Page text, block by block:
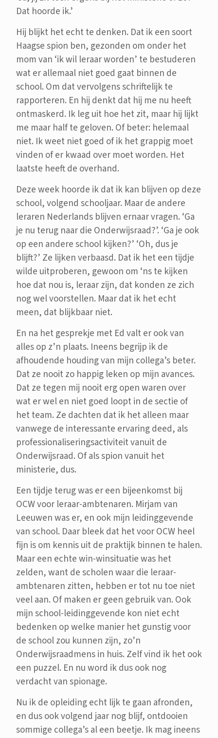
Dat hoorde ik.’
Hij blijkt het echt te denken. Dat ik een soort
Haagse spion ben, gezonden om onder het
mom van ‘ik wil leraar worden’ te bestuderen
wat er allemaal niet goed gaat binnen de
school. Om dat vervolgens schriftelijk te
rapporteren. En hij denkt dat hij me nu heeft
ontmaskerd. Ik leg uit hoe het zit, maar hij lijkt
me maar half te geloven. Of beter: helemaal
niet. Ik weet niet goed of ik het grappig moet
vinden of er kwaad over moet worden. Het
laatste heeft de overhand.
Deze week hoorde ik dat ik kan blijven op deze
school, volgend schooljaar. Maar de andere
leraren Nederlands blijven ernaar vragen. ‘Ga
je nu terug naar die Onderwijsraad?’. ‘Ga je ook
op een andere school kijken?’ ‘Oh, dus je
blijft?’ Ze lijken verbaasd. Dat ik het een tijdje
wilde uitproberen, gewoon om ‘ns te kijken
hoe dat nou is, leraar zijn, dat konden ze zich
nog wel voorstellen. Maar dat ik het echt
meen, dat blijkbaar niet.
En na het gesprekje met Ed valt er ook van
alles op z’n plaats. Ineens begrijp ik de
afhoudende houding van mijn collega’s beter.
Dat ze nooit zo happig leken op mijn avances.
Dat ze tegen mij nooit erg open waren over
wat er wel en niet goed loopt in de sectie of
het team. Ze dachten dat ik het alleen maar
vanwege de interessante ervaring deed, als
professionaliseringsactiviteit vanuit de
Onderwijsraad. Of als spion vanuit het
ministerie, dus.
Een tijdje terug was er een bijeenkomst bij
OCW voor leraar-ambtenaren. Mirjam van
Leeuwen was er, en ook mijn leidinggevende
van school. Daar bleek dat het voor OCW heel
fijn is om kennis uit de praktijk binnen te halen.
Maar een echte win-winsituatie was het
zelden, want de scholen waar die leraar-
ambtenaren zitten, hebben er tot nu toe niet
veel aan. Of maken er geen gebruik van. Ook
mijn school-leidinggevende kon niet echt
bedenken op welke manier het gunstig voor
de school zou kunnen zijn, zo’n
Onderwijsraadmens in huis. Zelf vind ik het ook
een puzzel. En nu word ik dus ook nog
verdacht van spionage.
Nu ik de opleiding echt lijk te gaan afronden,
en dus ook volgend jaar nog blijf, ontdooien
sommige collega’s al een beetje. Ik mag ineens